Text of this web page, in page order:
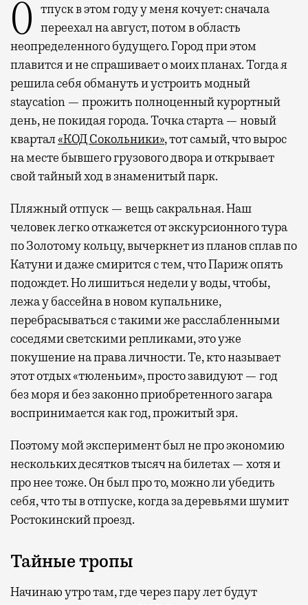
Отпуск в этом году у меня кочует: сначала переехал на август, потом в область
неопределенного будущего. Город при этом
плавится и не спрашивает о моих планах. Тогда я
решила себя обмануть и устроить модный
staycation — прожить полноценный курортный
день, не покидая города. Точка старта — новый
квартал«КОД Сокольники», тот самый, что вырос
на месте бывшего грузового двора и открывает
свой тайный ход в знаменитый парк.
Пляжный отпуск — вещь сакральная. Наш
человек легко откажется от экскурсионного тура
по Золотому кольцу, вычеркнет из планов сплав по
Катуни и даже смирится с тем, что Париж опять
подождет. Но лишиться недели у воды, чтобы,
лежа у бассейна в новом купальнике,
перебрасываться с такими же расслабленными
соседями светскими репликами, это уже
покушение на права личности. Те, кто называет
этот отдых «тюленьим», просто завидуют — год
без моря и без законно приобретенного загара
воспринимается как год, прожитый зря.
Поэтому мой эксперимент был не про экономию
нескольких десятков тысяч на билетах — хотя и
про нее тоже. Он был про то, можно ли убедить
себя, что ты в отпуске, когда за деревьями шумит
Ростокинский проезд.
Тайные тропы
Начинаю утро там, где через пару лет будут